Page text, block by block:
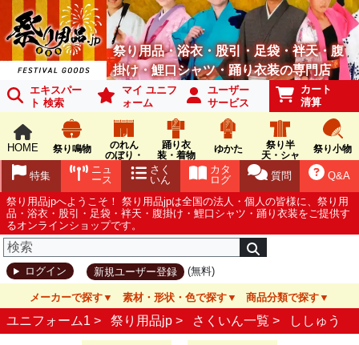
祭り用品・浴衣・股引・足袋・袢天・腹
掛け・鯉口シャツ・踊り衣装の専門店
エキスパー
ト 検索
マイ ユニフ
ォーム
ユーザー
サービス
カート
清算
HOME 祭り鳴物
のれん
のぼり・
踊り衣
装・着物
ゆかた
祭り半
天・シャ
祭り小物
Q&A
質問
カタ
ログ
さく
いん
ニュ
ース
特集
祭り用品jpへようこそ！ 祭り用品jpは全国の法人・個人の皆様に、祭り用
品・浴衣・股引・足袋・袢天・腹掛け・鯉口シャツ・踊り衣装をご提供す
るオンラインショップです。
ログイン 新規ユーザー登録 (無料)
メーカーで探す 素材・形状・色で探す 商品分類で探す
ユニフォーム1 > 祭り用品jp > さくいん一覧 > ししゅう